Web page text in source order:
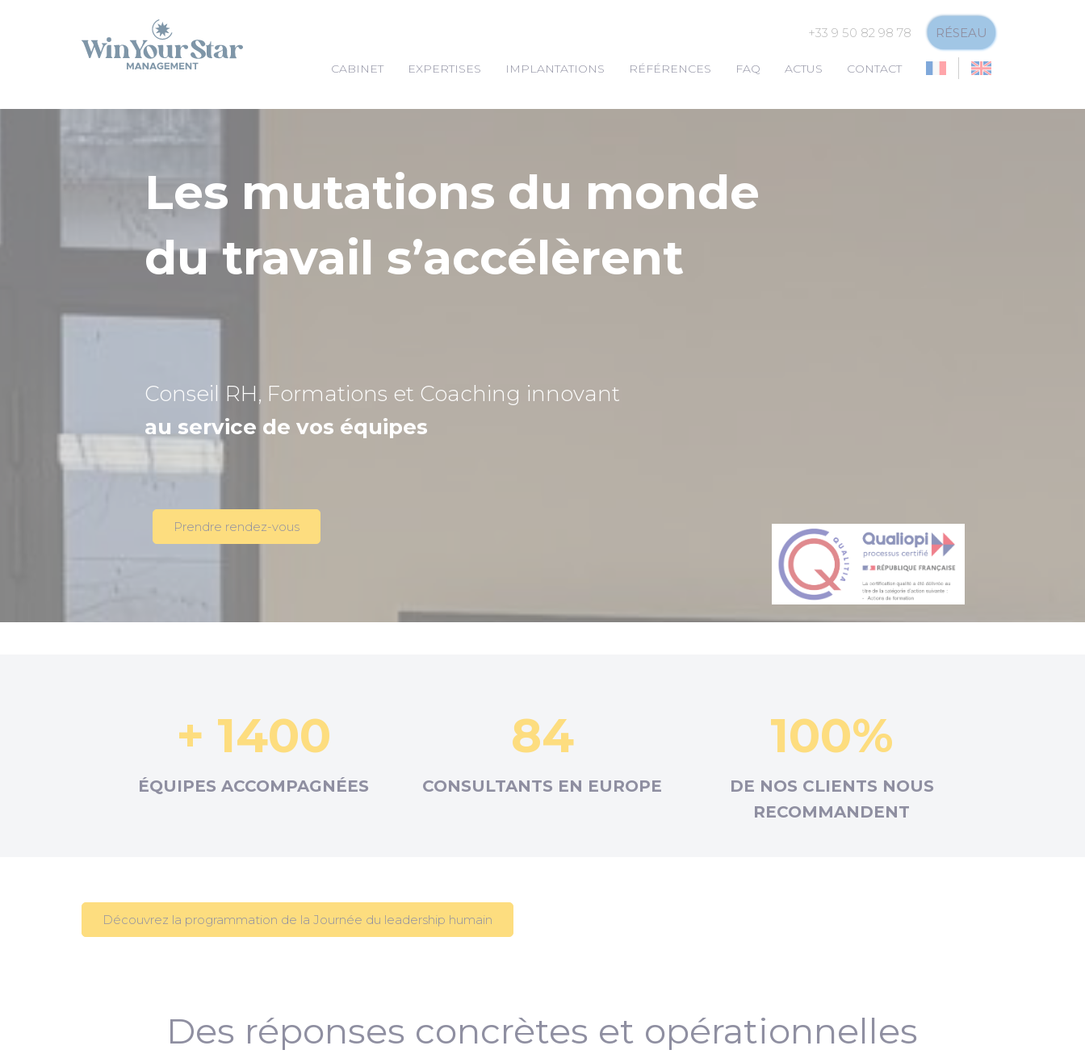
+33 9 50 82 98 78 RÉSEAU
CABINET EXPERTISES IMPLANTATIONS RÉFÉRENCES FAQ ACTUS CONTACT
Les mutations du monde
du travail s’accélèrent
Conseil RH, Formations et Coaching innovant
au service de vos équipes
Prendre rendez-vous
+ 1400
ÉQUIPES ACCOMPAGNÉES
84
CONSULTANTS EN EUROPE
100%
DE NOS CLIENTS NOUS
RECOMMANDENT
Découvrez la programmation de la Journée du leadership humain
Des réponses concrètes et opérationnelles